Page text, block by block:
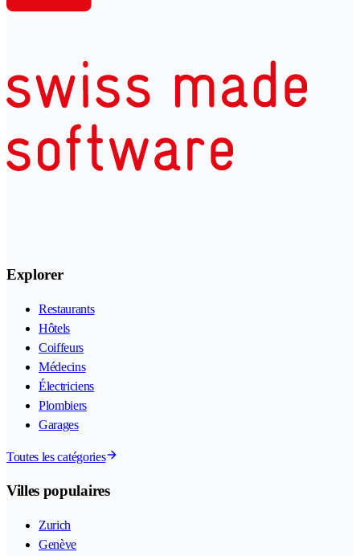
Explorer
Restaurants
Hôtels
Coiffeurs
Médecins
Électriciens
Plombiers
Garages
Toutes les catégories
Villes populaires
Zurich
Genève